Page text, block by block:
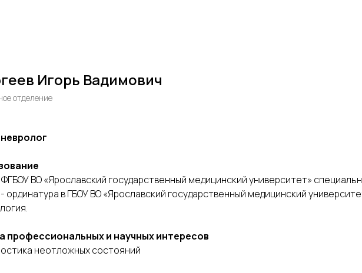
Игорь Вадимович
отделение
ФГБОУ ВО «Ярославский государственный медицинский университет»
ординатура в ГБОУ ВО «Ярославский государственный медицинский
профессиональных и научных интересов
неотложных состояний